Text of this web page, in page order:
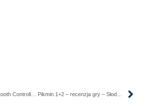
Pikmin 1+2 – recenzja gry – Słodkie kolorowe stworzonka